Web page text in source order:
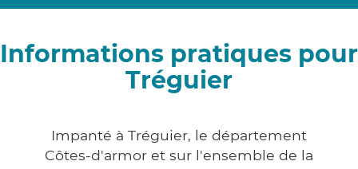
Informations pratiques pour
Tréguier
Impanté à Tréguier, le département
Côtes-d'armor et sur l'ensemble de la